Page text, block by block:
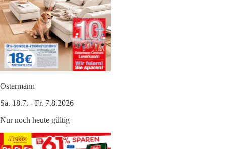
Ostermann
Sa. 18.7. - Fr. 7.8.2026
Nur noch heute gültig